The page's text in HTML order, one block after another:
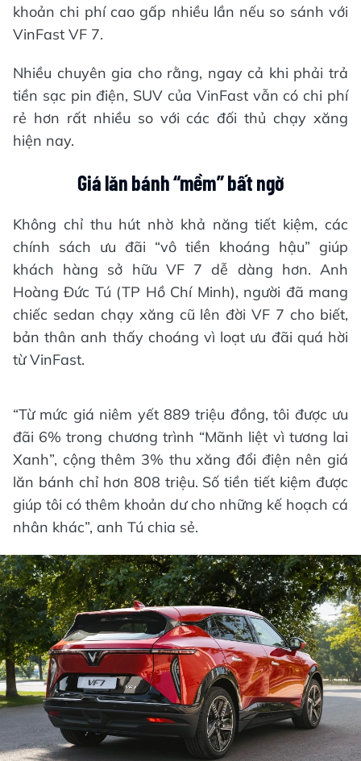
khoản chi phí cao gấp nhiều lần nếu so sánh với
VinFast VF 7.
Nhiều chuyên gia cho rằng, ngay cả khi phải trả
tiền sạc pin điện, SUV của VinFast vẫn có chi phí
rẻ hơn rất nhiều so với các đối thủ chạy xăng
hiện nay.
Giá lăn bánh “mềm” bất ngờ
Không chỉ thu hút nhờ khả năng tiết kiệm, các
chính sách ưu đãi “vô tiền khoáng hậu” giúp
khách hàng sở hữu VF 7 dễ dàng hơn. Anh
Hoàng Đức Tú (TP Hồ Chí Minh), người đã mang
chiếc sedan chạy xăng cũ lên đời VF 7 cho biết,
bản thân anh thấy choáng vì loạt ưu đãi quá hời
từ VinFast.
“Từ mức giá niêm yết 889 triệu đồng, tôi được ưu
đãi 6% trong chương trình “Mãnh liệt vì tương lai
Xanh”, cộng thêm 3% thu xăng đổi điện nên giá
lăn bánh chỉ hơn 808 triệu. Số tiền tiết kiệm được
giúp tôi có thêm khoản dư cho những kế hoạch cá
nhân khác”, anh Tú chia sẻ.